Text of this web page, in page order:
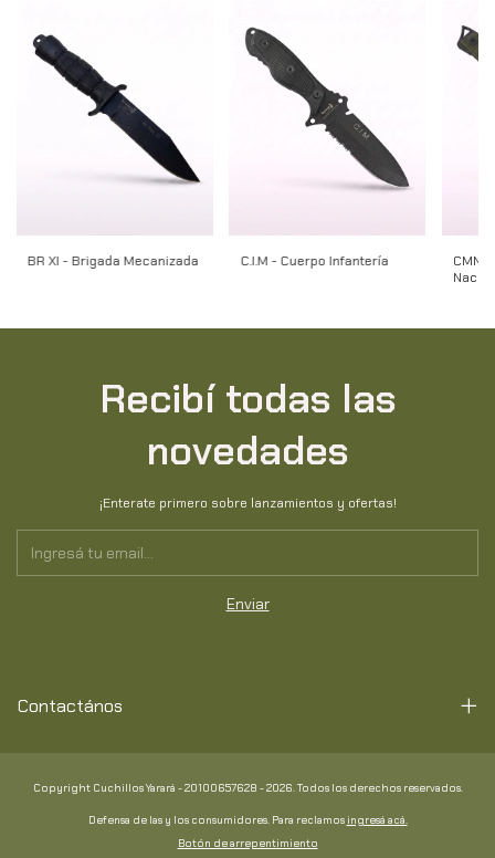
BR XI - Brigada Mecanizada C.I.M - Cuerpo Infantería
CMN
Nación
Recibí todas las
novedades
¡Enterate primero sobre lanzamientos y ofertas!
Contactános
Copyright Cuchillos Yarará - 20100657628 - 2026. Todos los derechos reservados.
Defensa de las y los consumidores. Para reclamos ingresá acá.
Botón de arrepentimiento